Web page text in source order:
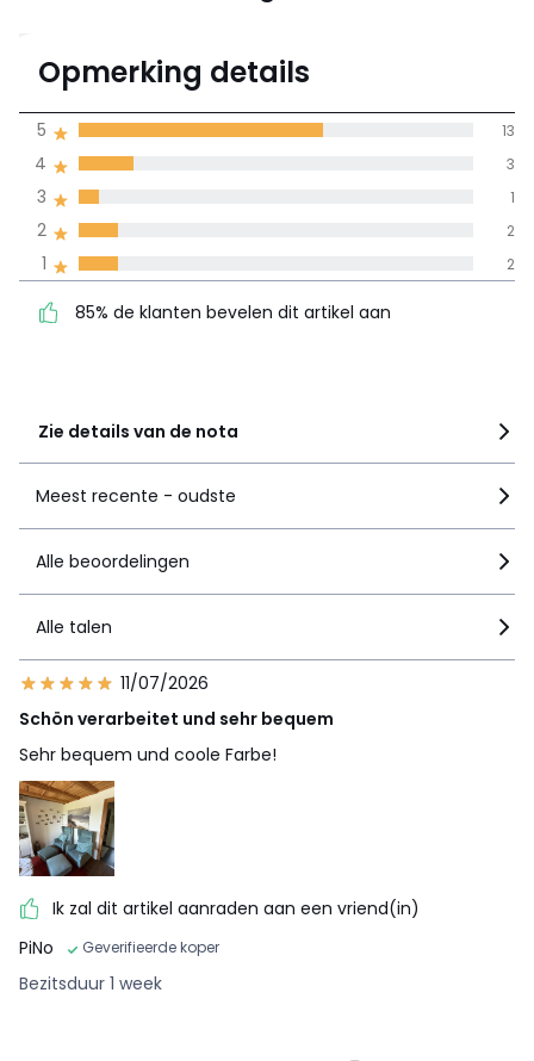
4,1
gemiddelde bereikt
door alle landen
100% gecertificeerde beoordelingen,
3 1
4 3
5
Zie details van de nota
Opmerking details
1 2
2 2
3 1
4 3
5 13
85% de klanten bevelen dit artikel aan
Meest recente - oudste
Alle beoordelingen
Alle talen
11/07/2026
Schön verarbeitet und sehr bequem
Sehr bequem und coole Farbe!
Ik zal dit artikel aanraden aan een vriend(in)
PiNo
Geverifieerde koper
Bezitsduur 1 week